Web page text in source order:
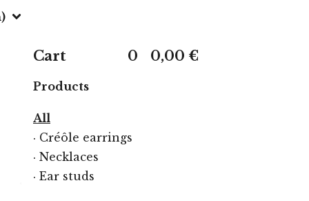
Cart 0 0,00 €
Products
All
· Créôle earrings
· Necklaces
· Ear studs